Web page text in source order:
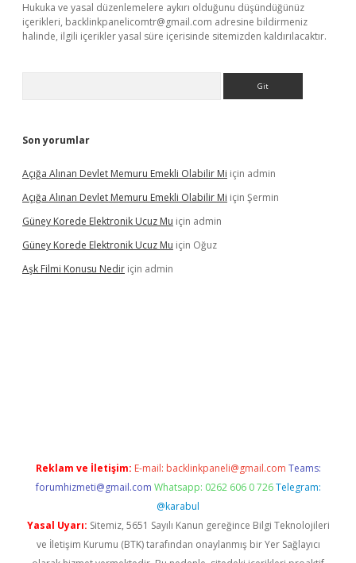
Hukuka ve yasal düzenlemelere aykırı olduğunu düşündüğünüz
içerikleri, backlinkpanelicomtr@gmail.com adresine bildirmeniz
halinde, ilgili içerikler yasal süre içerisinde sitemizden kaldırılacaktır.
Son yorumlar
Açığa Alınan Devlet Memuru Emekli Olabilir Mi için admin
Açığa Alınan Devlet Memuru Emekli Olabilir Mi için Şermin
Güney Korede Elektronik Ucuz Mu için admin
Güney Korede Elektronik Ucuz Mu için Oğuz
Aşk Filmi Konusu Nedir için admin
Reklam ve İletişim: E-mail: backlinkpaneli@gmail.com Teams:
forumhizmeti@gmail.com Whatsapp: 0262 606 0 726 Telegram:
@karabul
Yasal Uyarı: Sitemiz, 5651 Sayılı Kanun gereğince Bilgi Teknolojileri
ve İletişim Kurumu (BTK) tarafından onaylanmış bir Yer Sağlayıcı